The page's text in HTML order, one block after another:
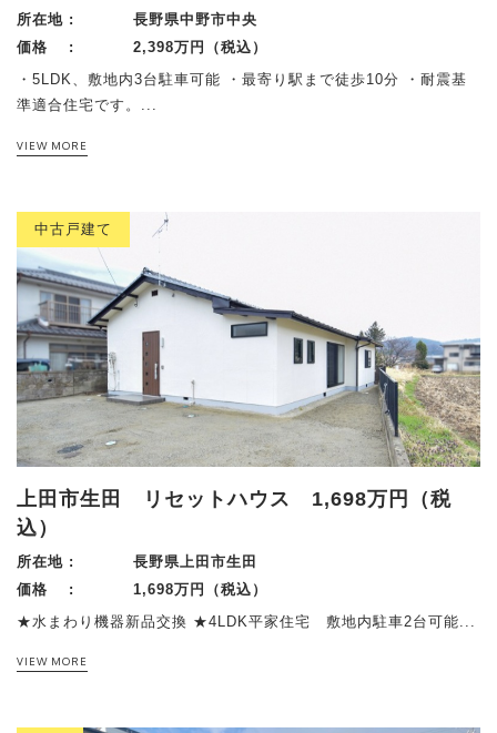
所在地 :
長野県中野市中央
価格 :
2,398万円（税込）
・5LDK、敷地内3台駐車可能 ・最寄り駅まで徒歩10分 ・耐震基
準適合住宅です。...
VIEW MORE
中古戸建て
上田市生田 リセットハウス 1,698万円（税
込）
所在地 :
長野県上田市生田
価格 :
1,698万円（税込）
★水まわり機器新品交換 ★4LDK平家住宅 敷地内駐車2台可能...
VIEW MORE